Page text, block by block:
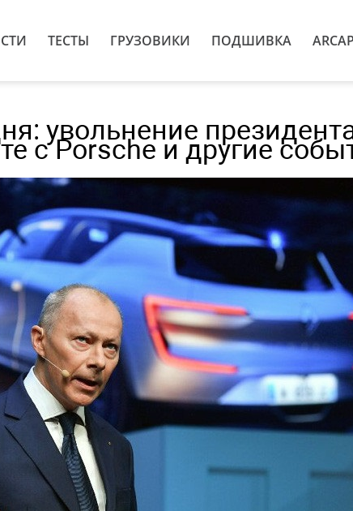
ТЕСТЫ ГРУЗОВИКИ ПОДШИВКА ARCAP
увольнение
с Porsche и другие